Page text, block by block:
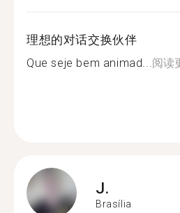
理想的对话交换伙伴
Que seje bem animad...阅读
J.
Brasília